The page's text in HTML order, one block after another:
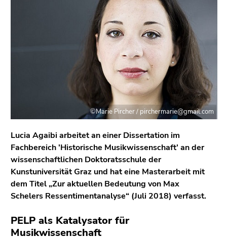
(Zugriffstaste
2)
Zur
Hauptnavigation
(Zugriffstaste
3)
Zur
(Zugriffstaste
4)
Lucia Agaibi arbeitet an einer Dissertation im
Fachbereich 'Historische Musikwissenschaft' an der
wissenschaftlichen Doktoratsschule der
Kunstuniversität Graz und hat eine Masterarbeit mit
dem Titel „Zur aktuellen Bedeutung von Max
Schelers Ressentimentanalyse“ (Juli 2018) verfasst.
©Marie Pircher / pirchermarie@gmail.com
PELP als Katalysator für
Musikwissenschaft